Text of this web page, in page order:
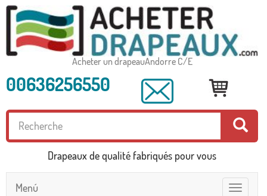
Acheter un drapeauAndorre C/E
00636256550
Drapeaux de qualité fabriqués pour vous
Toggle
Menú